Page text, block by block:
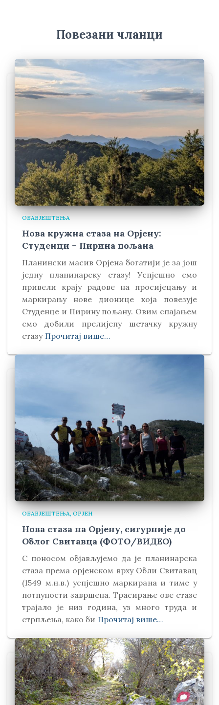
Повезани чланци
ОБАВЈЕШТЕЊА
Нова кружна стаза на Орјену:
Студенци – Пирина пољана
Планински масив Орјена богатији је за још
једну планинарску стазу! Успјешно смо
привели крају радове на просијецању и
маркирању нове дионице која повезује
Студенце и Пирину пољану. Овим спајањем
смо добили прелијепу шетачку кружну
стазу Прочитај више…
ОБАВЈЕШТЕЊА ОРЈЕН
Нова стаза на Орјену, сигурније до
Облог Свитавца (ФОТО/ВИДЕО)
С поносом објављујемо да је планинарска
стаза према орјенском врху Обли Свитавaц
(1549 м.н.в.) успјешно маркирана и тиме у
потпуности завршена. Трасирање ове стазе
трајало је низ година, уз много труда и
стрпљења, како би Прочитај више…